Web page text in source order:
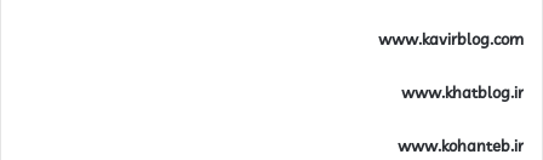
www.kavirblog.com
www.khatblog.ir
www.kohanteb.ir